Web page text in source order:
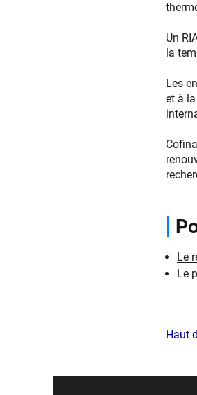
Un
la
Les
et à
Le
Le
Haut